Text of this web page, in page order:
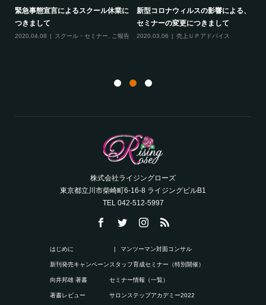
の影響による、
きまして
アドバイス
最新のお知らせ２つ（2020年2月）
売上ＵＰアドバイス,スクー
ル・セミナー,ご報告,サロンコンサルティ
線維筋痛症という病気に
2020.02.10 ご報告
株式会社ライジングローズ
東京都立川市柴崎町6-16-8 ライジングビルB1
TEL 042-512-5997
はじめに
新刊発売キャンペーン
向井邦雄 著書
著書レビュー
マンツーマン対面コンサル
スタッフ育成セミナー（特別開催）
セミナー情報（一覧）
サロンステップアカデミー2022